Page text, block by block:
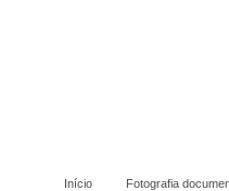
Início Fotografia